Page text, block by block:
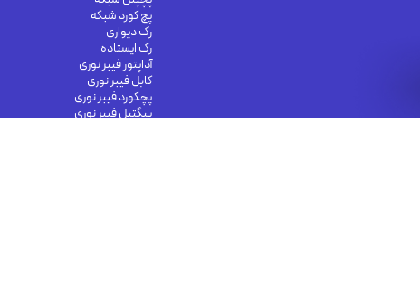
پچ کورد شبکه
رک دیواری
رک ایستاده
آداپتور فیبر نوری
کابل فیبر نوری
پچکورد فیبر نوری
پیگتیل فیبر نوری